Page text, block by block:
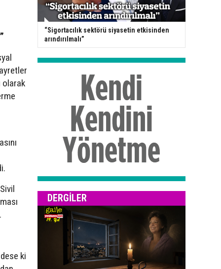
olarak
ki
“Sigortacılık sektörü siyasetin etkisinden
arındırılmalı”
DERGILER